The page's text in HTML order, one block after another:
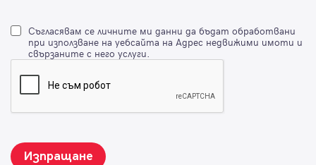
Съгласявам се личните ми данни да бъдат обработвани
при използване на уебсайта на Адрес недвижими имоти и
свързаните с него услуги.
Изпращане